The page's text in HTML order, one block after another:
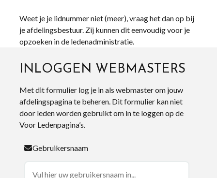
Weet je je lidnummer niet (meer), vraag het dan op bij
je afdelingsbestuur. Zij kunnen dit eenvoudig voor je
opzoeken in de ledenadministratie.
INLOGGEN WEBMASTERS
Met dit formulier log je in als webmaster om jouw
afdelingspagina te beheren. Dit formulier kan niet
door leden worden gebruikt om in te loggen op de
Voor Ledenpagina’s.
Gebruikersnaam